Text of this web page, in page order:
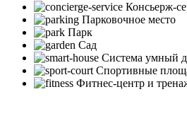
Консьерж-
Парковочное место
Парк
Сад
Система умный
Спортивные
Фитнес-центр и